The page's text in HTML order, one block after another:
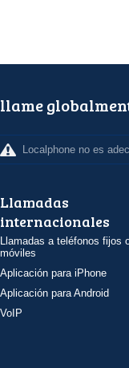
llame
Localphone no es
Llamadas
internacionales
Llamadas a teléfonos fijos
móviles
Aplicación para iPhone
Aplicación para Android
VoIP